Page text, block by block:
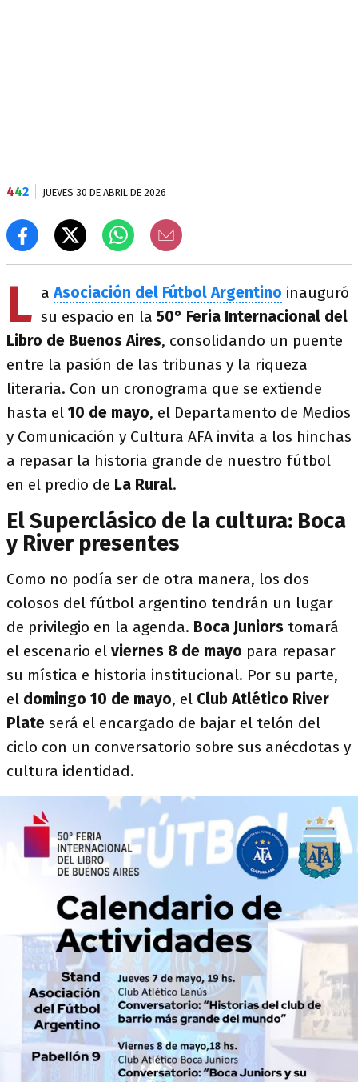
442 JUEVES 30 DE ABRIL DE 2026
L aAsociación del Fútbol Argentino inauguró
su espacio en la 50° Feria Internacional del
Libro de Buenos Aires, consolidando un puente
entre la pasión de las tribunas y la riqueza
literaria. Con un cronograma que se extiende
hasta el 10 de mayo, el Departamento de Medios
y Comunicación y Cultura AFA invita a los hinchas
a repasar la historia grande de nuestro fútbol
en el predio de La Rural.
El Superclásico de la cultura: Boca
y River presentes
Como no podía ser de otra manera, los dos
colosos del fútbol argentino tendrán un lugar
de privilegio en la agenda. Boca Juniors tomará
el escenario el viernes 8 de mayo para repasar
su mística e historia institucional. Por su parte,
el domingo 10 de mayo, el Club Atlético River
Plate será el encargado de bajar el telón del
ciclo con un conversatorio sobre sus anécdotas y
cultura identidad.